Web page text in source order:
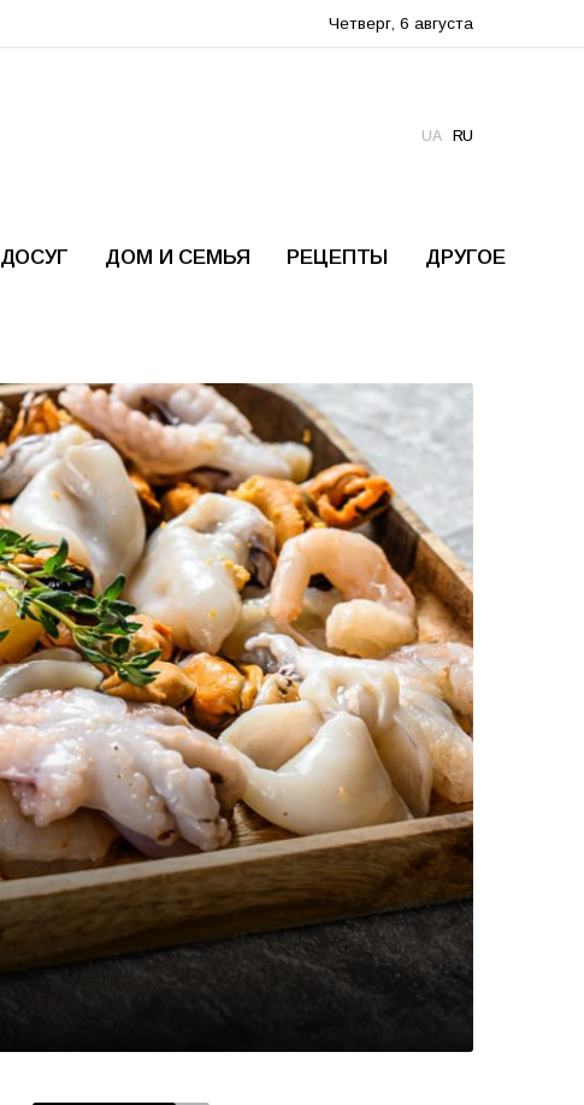
Четверг, 6 августа
UA RU
ДОСУГ ДОМ И СЕМЬЯ РЕЦЕПТЫ ДРУГОЕ